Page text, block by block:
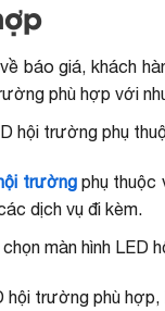
báo giá, khách
phù hợp với
hội trường phụ
trườngphụ thuộc
dịch vụ đi kèm.
màn hình LED
hội trường phù